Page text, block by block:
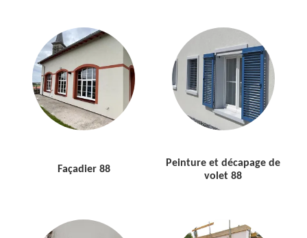
Façadier 88
Peinture et décapage de
volet 88